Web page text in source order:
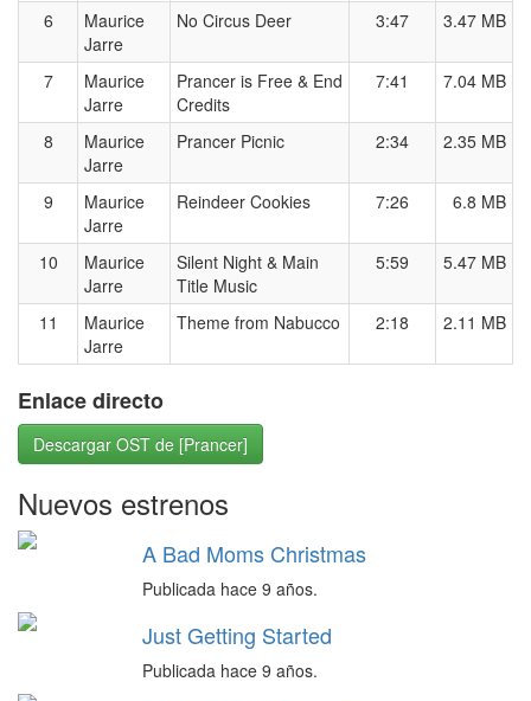
6
Maurice
Jarre
No Circus Deer 3:47 3.47 MB
7
Maurice
Jarre
Prancer is Free & End
Credits
7:41 7.04 MB
8
Maurice
Jarre
Prancer Picnic 2:34 2.35 MB
9
Maurice
Jarre
Reindeer Cookies 7:26 6.8 MB
10
Maurice
Jarre
Silent Night & Main
Title Music
5:59 5.47 MB
11
Maurice
Jarre
Theme from Nabucco 2:18 2.11 MB
Enlace directo
Descargar OST de [Prancer]
Nuevos estrenos
A Bad Moms Christmas
Publicada hace 9 años.
Just Getting Started
Publicada hace 9 años.